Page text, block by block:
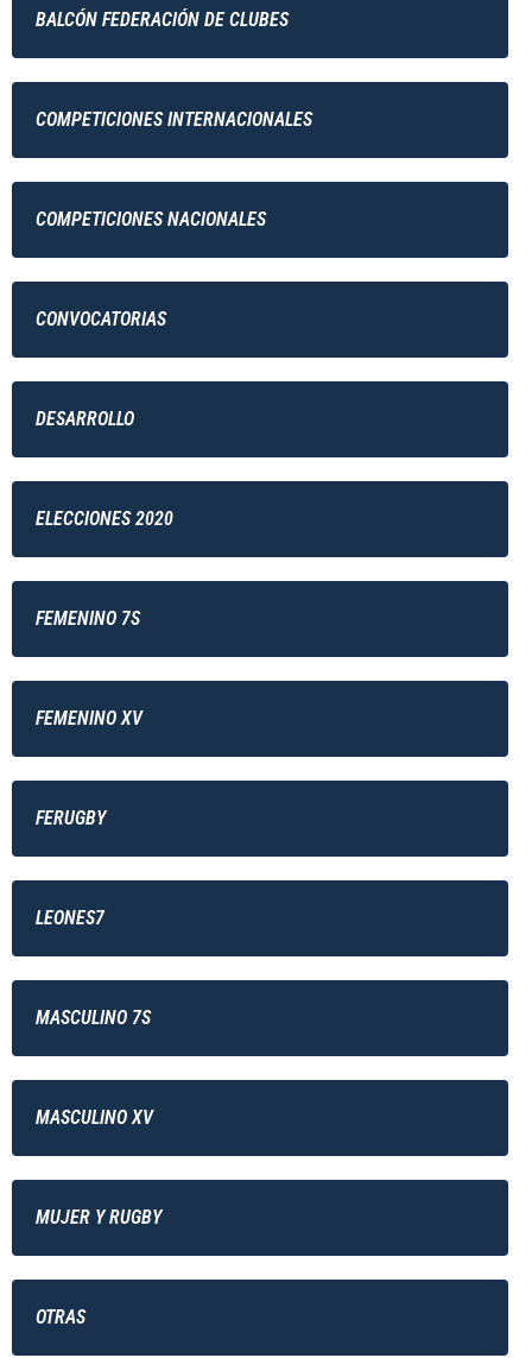
BALCÓN FEDERACIÓN DE CLUBES
COMPETICIONES INTERNACIONALES
COMPETICIONES NACIONALES
CONVOCATORIAS
DESARROLLO
ELECCIONES 2020
FEMENINO 7S
FEMENINO XV
FERUGBY
LEONES7
MASCULINO 7S
MASCULINO XV
MUJER Y RUGBY
OTRAS